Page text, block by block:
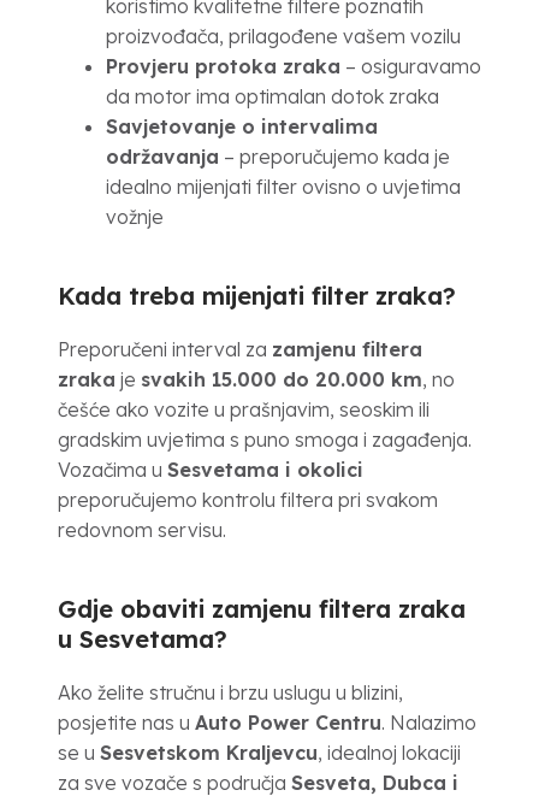
koristimo kvalitetne filtere poznatih
proizvođača, prilagođene vašem vozilu
Provjeru protoka zraka – osiguravamo
da motor ima optimalan dotok zraka
Savjetovanje o intervalima
održavanja – preporučujemo kada je
idealno mijenjati filter ovisno o uvjetima
vožnje
Kada treba mijenjati filter zraka?
Preporučeni interval za zamjenu filtera
zraka je svakih 15.000 do 20.000 km, no
češće ako vozite u prašnjavim, seoskim ili
gradskim uvjetima s puno smoga i zagađenja.
Vozačima u Sesvetama i okolici
preporučujemo kontrolu filtera pri svakom
redovnom servisu.
Gdje obaviti zamjenu filtera zraka
u Sesvetama?
Ako želite stručnu i brzu uslugu u blizini,
posjetite nas u Auto Power Centru. Nalazimo
se u Sesvetskom Kraljevcu, idealnoj lokaciji
za sve vozače s područja Sesveta, Dubca i